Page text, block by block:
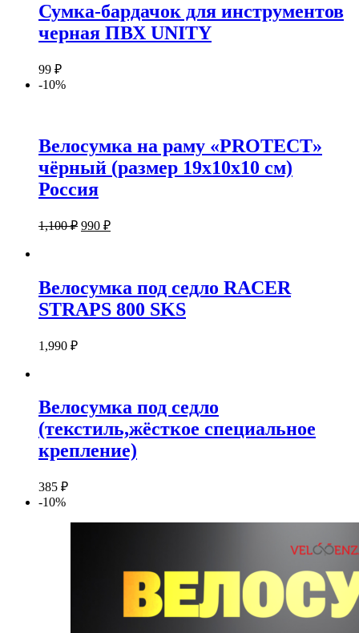
Сумка-бардачок для инструментов
черная ПВХ UNITY
99 ₽
-10%
Велосумка на раму «PROTECT»
чёрный (размер 19х10х10 см)
Россия
1,100₽ 990 ₽
Велосумка под седло RACER
STRAPS 800 SKS
1,990 ₽
Велосумка под седло
(текстиль,жёсткое специальное
крепление)
385 ₽
-10%